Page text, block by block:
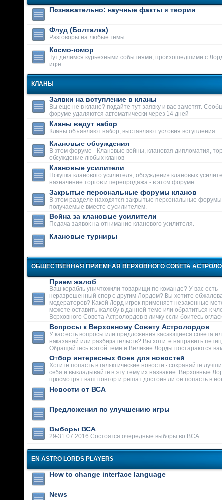
Познавательно: научные факты и теории
Флуд (Болталка)
Разговоры на любые темы.
Космо-юмор
Тут делимся курьезными событиями, произошедшими с
игре
КЛАНЫ
Заявки на вступление в кланы
Вы еще не в клане? подайте тут заявку и вас заметят.
форуме удаляются автоматически через 14 дней
Кланы ведут набор
Кланы объявляют набор, выставляют условия вступления
Клановые обсуждения
В этом форуме - Клановые войны, клановая дипломатия,
обсуждение любых кланов
Клановые усилители
Покупка кланового усилителя, обсуждение клановых
назначение торгов и перепродажа - в этом форуме
Закрытые персональные форумы кланов
В этом разделе находятся закрытые персональные форумы
получаемые вместе с усилителем.
Война за клановые усилители
Подача заявок на отнимание кланового усилителя.
Клановые турниры
ОБЩЕСТВЕННАЯ ПРИЕМНАЯ ВЕРХОВНОГО СОВЕТА
Прием жалоб
Ваш корабль уничтожили товарищи по команде? У вас есть
неразрешенный спор с другим Лордом? Вы хотите
модераторов? Какой Лорд игрок применяет незаконные
можете оставить жалобу в данной теме или обратиться к
Верховного Совета Астролордов в личку если боитесь
Вопросы к Верховному Совету Астролордов
У вас есть вопросы или предложения касающиеся совета
наказаний или разбирательств? Вы хотите направить
Обращайтесь в этой теме и Великие Лорды постараются
Отбор интересных боев для новостей
Хотите попасть в галактические новости - сохраняйте
себя и выкладывайте в эту тему их название. Верховные
просмотрят ваш повтор и решат достоин ли он попасть в
Новости от ВСА
Предложения по улучшению игры
Выборы ВСА
29-31.07.2016 Состоятся очередные выборы во ВСА
EN ASTRO LORDS PLAYERS
How to change interface language
News